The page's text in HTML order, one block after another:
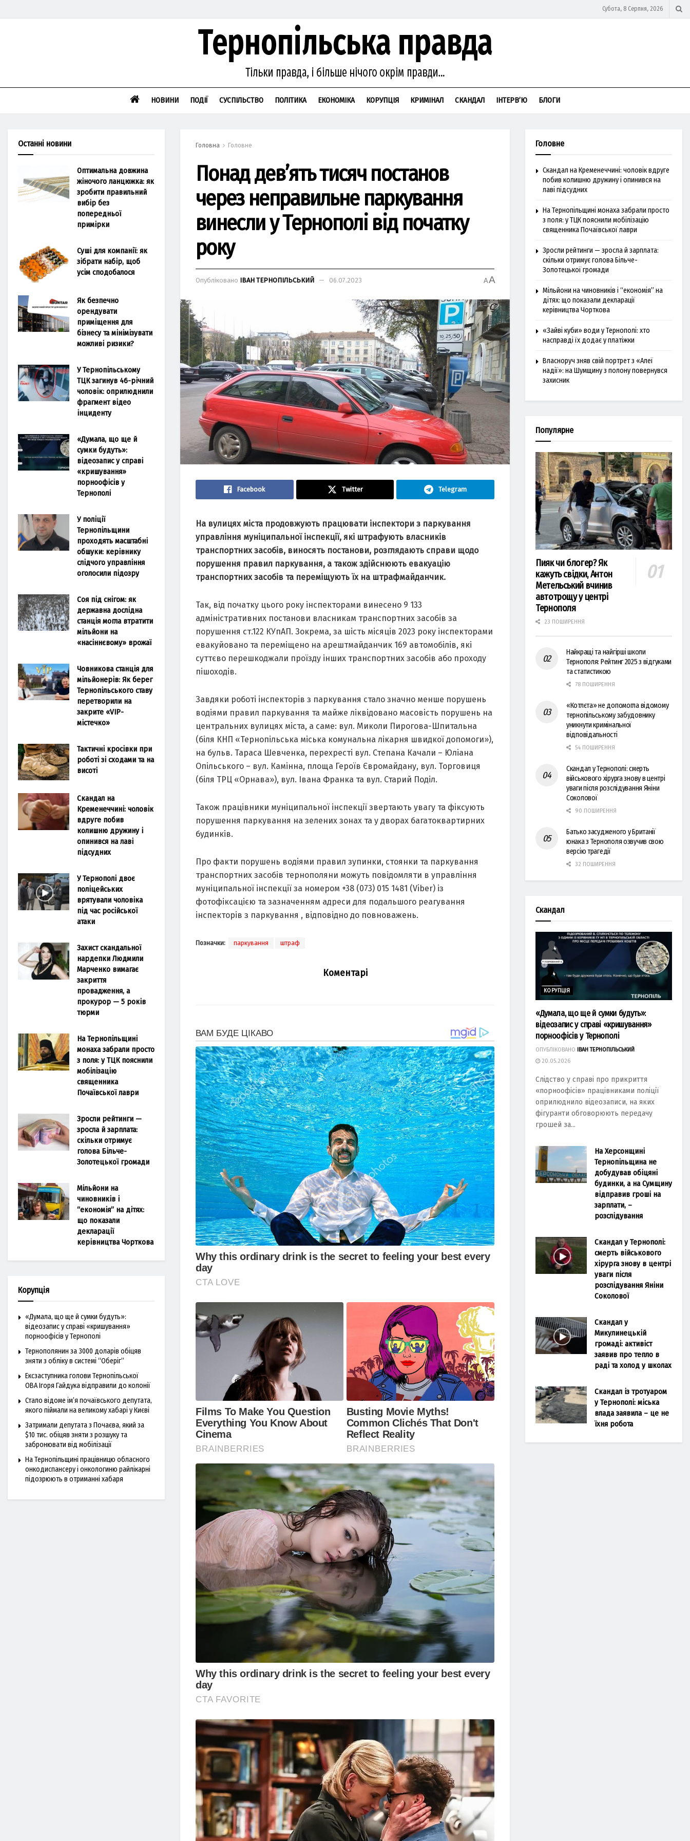
Субота, 8 Серпня, 2026
НОВИНИ ПОДІЇ СУСПІЛЬСТВО ПОЛІТИКА ЕКОНОМІКА КОРУПЦІЯ КРИМІНАЛ СКАНДАЛ ІНТЕРВ’Ю БЛОГИ
Головна Головне
Понад дев’ять тисяч постанов
через неправильне паркування
винесли у Тернополі від початку
року
Опубліковано ІВАН ТЕРНОПІЛЬСЬКИЙ 06.07.2023 AA
Facebook Twitter Telegram
На вулицях міста продовжують працювати інспектори з паркування
управління муніципальної інспекції, які штрафують власників
транспортних засобів, виносять постанови, розглядають справи щодо
порушення правил паркування, а також здійснюють евакуацію
транспортних засобів та переміщують їх на штрафмайданчик.
Так, від початку цього року інспекторами винесено 9 133
адміністративних постанови власникам транспортних засобів за
порушення ст.122 КУпАП. Зокрема, за шість місяців 2023 року інспекторами
евакуйовано та переміщено на арештмайданчик 169 автомобілів, які
суттєво перешкоджали проїзду інших транспортних засобів або проходу
пішоходів.
Завдяки роботі інспекторів з паркування стало значно менше порушень
водіями правил паркування та майже ліквідовано масовість порушень на
центральних вулицях міста, а саме: вул. Миколи Пирогова-Шпитальна
(біля КНП «Тернопільська міська комунальна лікарня швидкої допомоги»),
на бульв. Тараса Шевченка, перехресті вул. Степана Качали – Юліана
Опільського – вул. Камінна, площа Героїв Євромайдану, вул. Торговиця
(біля ТРЦ «Орнава»), вул. Івана Франка та вул. Старий Поділ.
Також працівники муніципальної інспекції звертають увагу та фіксують
порушення паркування на зелених зонах та у дворах багатоквартирних
будинків.
Про факти порушень водіями правил зупинки, стоянки та паркування
транспортних засобів тернополяни можуть повідомляти в управління
муніципальної інспекції за номером +38 (073) 015 1481 (Viber) із
фотофіксацією та зазначенням адреси для подальшого реагування
інспекторів з паркування , відповідно до повноважень.
Позначки: паркування штраф
Коментарі
Останні новини
Оптимальна довжина
жіночого ланцюжка: як
зробити правильний
вибір без
попередньої
примірки
Суші для компанії: як
зібрати набір, щоб
усім сподобалося
Як безпечно
орендувати
приміщення для
бізнесу та мінімізувати
можливі ризики?
У Тернопільському
ТЦК загинув 46-річний
чоловік: оприлюднили
фрагмент відео
інциденту
«Думала, що ще й
сумки будуть»:
відеозапис у справі
«кришування»
порноофісів у
Тернополі
У поліції
Тернопільщини
проходять масштабні
обшуки: керівнику
слідчого управління
оголосили підозру
Соя під снігом: як
державна дослідна
станція могла втратити
мільйони на
«насіннєвому» врожаї
Човникова станція для
мільйонерів: Як берег
Тернопільського ставу
перетворили на
закрите «VIP-
містечко»
Тактичні кросівки при
роботі зі сходами та на
висоті
Скандал на
Кременеччині: чоловік
вдруге побив
колишню дружину і
опинився на лаві
підсудних
У Тернополі двоє
поліцейських
врятували чоловіка
під час російської
атаки
Захист скандальної
нардепки Людмили
Марченко вимагає
закриття
провадження, а
прокурор — 5 років
тюрми
На Тернопільщині
монаха забрали просто
з поля: у ТЦК пояснили
мобілізацію
священника
Почаївської лаври
Зросли рейтинги —
зросла й зарплата:
скільки отримує
голова Більче-
Золотецької громади
Мільйони на
чиновників і
“економія” на дітях:
що показали
декларації
керівництва Чорткова
Корупція
«Думала, що ще й сумки будуть»:
відеозапис у справі «кришування»
порноофісів у Тернополі
Тернополянин за 3000 доларів обіцяв
зняти з обліку в системі “Оберіг”
Ексзаступника голови Тернопільської
ОВА Ігоря Гайдука відправили до колонії
Стало відоме ім’я почаївського депутата,
якого піймали на великому хабарі у Києві
Затримали депутата з Почаєва, який за
$10 тис. обіцяв зняти з розшуку та
забронювати від мобілізації
На Тернопільщині працівницю обласного
онкодиспансеру і онкологиню райлікарні
підозрюють в отриманні хабаря
Головне
Скандал на Кременеччині: чоловік вдруге
побив колишню дружину і опинився на
лаві підсудних
На Тернопільщині монаха забрали просто
з поля: у ТЦК пояснили мобілізацію
священника Почаївської лаври
Зросли рейтинги — зросла й зарплата:
скільки отримує голова Більче-
Золотецької громади
Мільйони на чиновників і “економія” на
дітях: що показали декларації
керівництва Чорткова
«Зайві куби» води у Тернополі: хто
насправді їх додає у платіжки
Власноруч зняв свій портрет з «Алеї
надії»: на Шумщину з полону повернувся
захисник
Популярне
Пияк чи блогер? Як
кажуть свідки, Антон
Метельський вчинив
автотрощу у центрі
Тернополя
23 ПОШИРЕННЯ
Найкращі та найгірші школи
Тернополя: Рейтинг 2025 з відгуками
та статистикою
78 ПОШИРЕННЯ
«Котлєта» не допомогла відомому
тернопільському забудовнику
уникнути кримінальної
відповідальності
54 ПОШИРЕННЯ
Скандал у Тернополі: смерть
військового хірурга знову в центрі
уваги після розслідування Яніни
Соколової
90 ПОШИРЕННЯ
Батько засудженого у Британії
юнака з Тернополя озвучив свою
версію трагедії
32 ПОШИРЕННЯ
Скандал
КОРУПЦІЯ
«Думала, що ще й сумки будуть»:
відеозапис у справі «кришування»
порноофісів у Тернополі
ОПУБЛІКОВАНО
ІВАН ТЕРНОПІЛЬСЬКИЙ
20.05.2026
Слідство у справі про прикриття
«порноофісів» працівниками поліції
оприлюднило відеозаписи, на яких
фігуранти обговорюють передачу
грошей за...
На Херсонщині
Тернопільщина не
добудував обіцяні
будинки, а на Сумщину
відправив гроші на
зарплати, –
розслідування
Скандал у Тернополі:
смерть військового
хірурга знову в центрі
уваги після
розслідування Яніни
Соколової
Скандал у
Микулинецькій
громаді: активіст
заявив про тепло в
раді та холод у школах
Скандал із тротуаром
у Тернополі: міська
влада заявила – це не
їхня робота